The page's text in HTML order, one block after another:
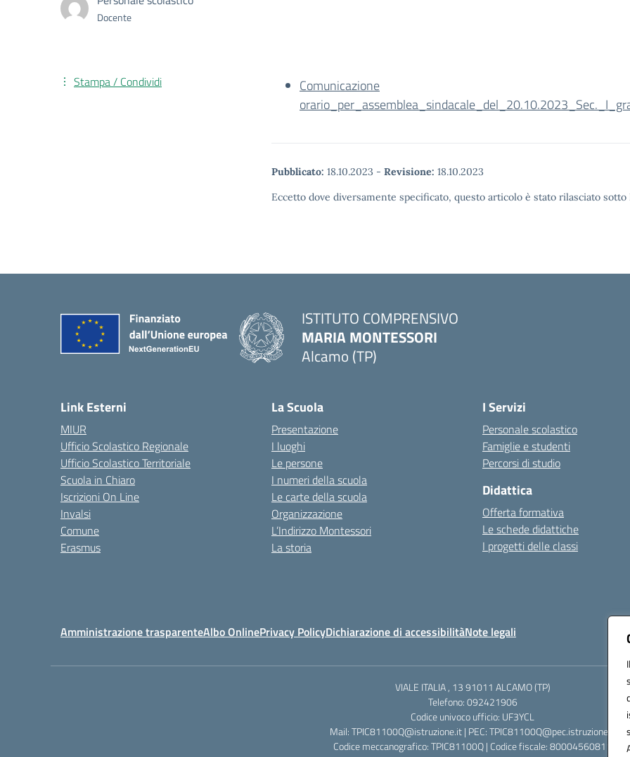
Docente
Comunicazione
Pubblicato: 18.10.2023 - Revisione: 18.10.2023
Eccetto dove diversamente specificato, questo articolo è stato rilasciato
Stampa / Condividi
ISTITUTO COMPRENSIVO
MARIA MONTESSORI
Alcamo (TP)
Link Esterni
MIUR
Ufficio Scolastico Regionale
Ufficio Scolastico Territoriale
Scuola in Chiaro
Iscrizioni On Line
Invalsi
Comune
Erasmus
La Scuola
Presentazione
I luoghi
Le persone
I numeri della scuola
Le carte della scuola
Organizzazione
L’Indirizzo Montessori
La storia
I Servizi
Personale scolastico
Famiglie e studenti
Percorsi di studio
Didattica
Offerta formativa
Le schede didattiche
I progetti delle classi
Amministrazione trasparenteAlbo OnlinePrivacy PolicyDichiarazione di accessibilitàNote legali
VIALE ITALIA , 13 91011 ALCAMO (TP)
Telefono: 092421906
Codice univoco ufficio: UF3YCL
Mail: TPIC81100Q@istruzione.it | PEC: TPIC81100Q@pec.istruzione.it
Codice meccanografico: TPIC81100Q | Codice fiscale: 80004560811